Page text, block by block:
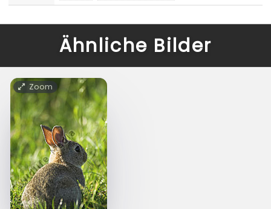
Ähnliche Bilder
Zoom